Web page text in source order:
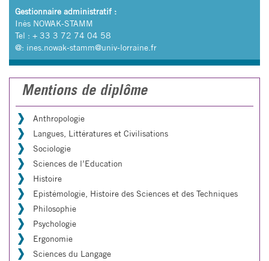
Gestionnaire administratif :
Inès NOWAK-STAMM
Tel : + 33 3 72 74 04 58
@: ines.nowak-stamm@univ-lorraine.fr
Mentions de diplôme
Anthropologie
Langues, Littératures et Civilisations
Sociologie
Sciences de l’Education
Histoire
Epistémologie, Histoire des Sciences et des Techniques
Philosophie
Psychologie
Ergonomie
Sciences du Langage